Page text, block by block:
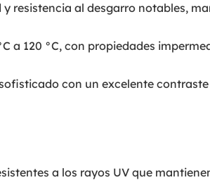
resistencia al desgarro notables,
a 120 °C, con propiedades
con un excelente
a los rayos UV que